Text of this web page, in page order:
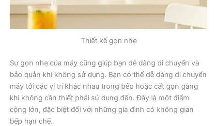
Thiết kế gọn nhẹ
Sự gọn nhẹ của máy cũng giúp bạn dễ dàng di chuyển và
bảo quản khi không sử dụng. Bạn có thể dễ dàng di chuyển
máy tới các vị trí khác nhau trong bếp hoặc cất gọn gàng
khi không cần thiết phải sử dụng đến. Đây là một điểm
cộng lớn, đặc biệt đối với những gia đình có không gian
bếp hạn chế.